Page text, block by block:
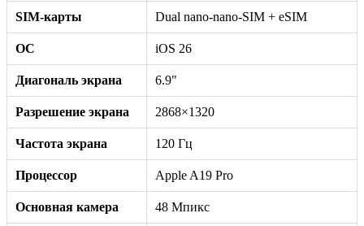
SIM-карты Dual nano-nano-SIM + eSIM
ОС iOS 26
Диагональ экрана 6.9"
Разрешение экрана 2868×1320
Частота экрана 120 Гц
Процессор Apple A19 Pro
Основная камера 48 Мпикс